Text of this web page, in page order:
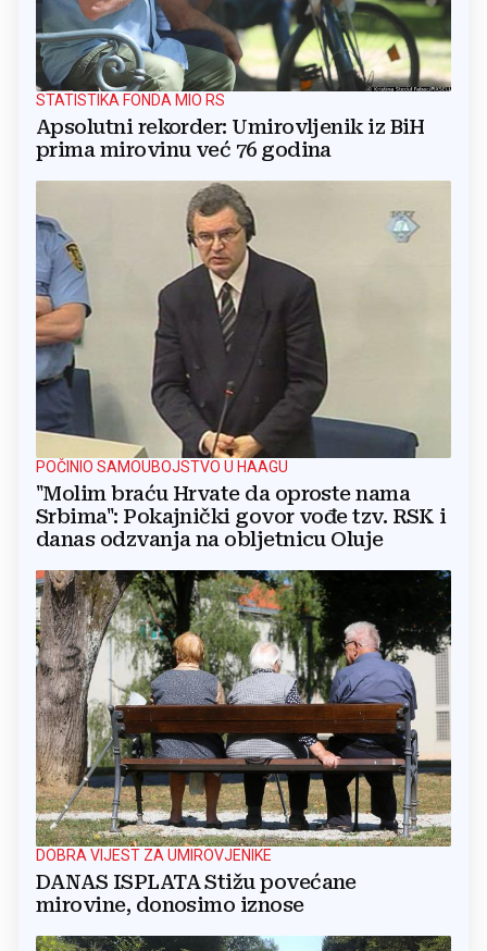
STATISTIKA FONDA MIO RS
Apsolutni rekorder: Umirovljenik iz BiH
prima mirovinu već 76 godina
POČINIO SAMOUBOJSTVO U HAAGU
"Molim braću Hrvate da oproste nama
Srbima": Pokajnički govor vođe tzv. RSK i
danas odzvanja na obljetnicu Oluje
DOBRA VIJEST ZA UMIROVJENIKE
DANAS ISPLATA Stižu povećane
mirovine, donosimo iznose